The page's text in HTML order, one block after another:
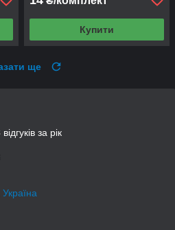
Купити
ще
за рік